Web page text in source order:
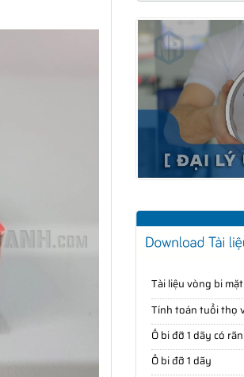
Tài liệu vòng bi
Tính toán tuổi thọ
Ổ bi đỡ 1 dãy có
Ổ bi đỡ 1 dãy